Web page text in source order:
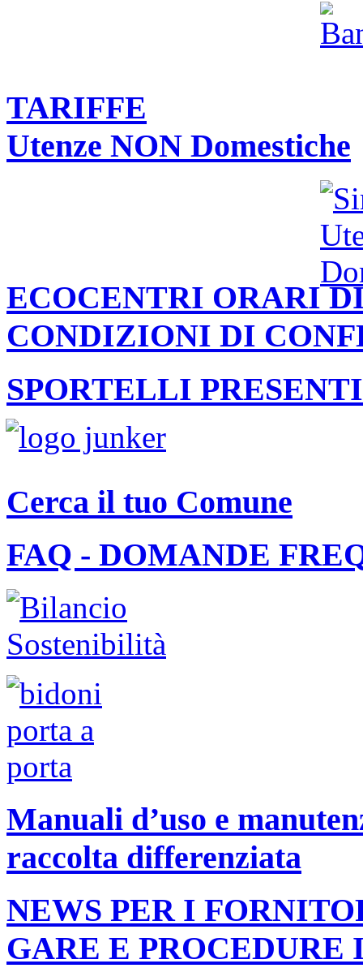
TARIFFE
Utenze NON Domestiche
ECOCENTRI ORARI
CONDIZIONI DI
SPORTELLI
Cerca il tuo Comune
FAQ - DOMANDE
Manuali d’uso e
raccolta differenziata
NEWS PER I
GARE E PROCEDURE